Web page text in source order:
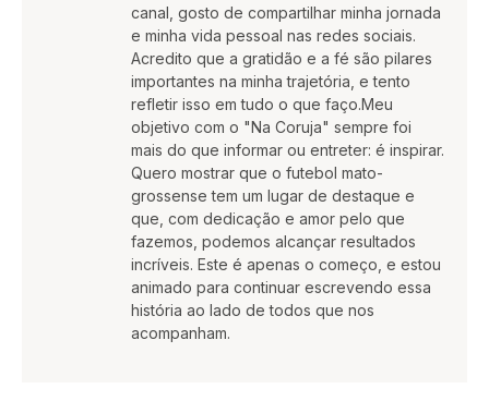
canal, gosto de compartilhar minha jornada
e minha vida pessoal nas redes sociais.
Acredito que a gratidão e a fé são pilares
importantes na minha trajetória, e tento
refletir isso em tudo o que faço.Meu
objetivo com o "Na Coruja" sempre foi
mais do que informar ou entreter: é inspirar.
Quero mostrar que o futebol mato-
grossense tem um lugar de destaque e
que, com dedicação e amor pelo que
fazemos, podemos alcançar resultados
incríveis. Este é apenas o começo, e estou
animado para continuar escrevendo essa
história ao lado de todos que nos
acompanham.